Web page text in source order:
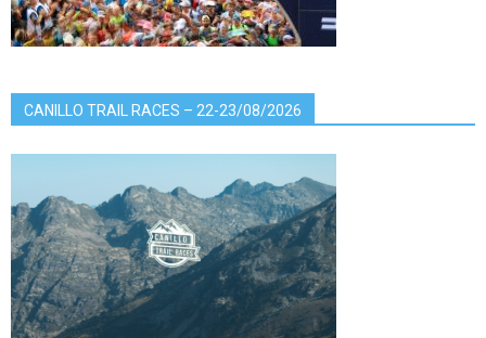
CANILLO TRAIL RACES – 22-23/08/2026